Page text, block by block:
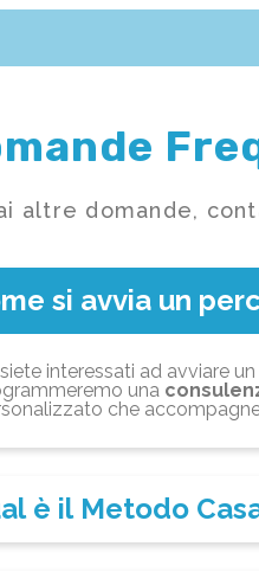
altre domande,
si avvia un
interessati ad avviare
una
che
è il Metodo